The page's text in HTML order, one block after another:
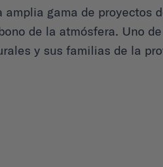
amplia gama de proyectos
de la atmósfera. Uno
y sus familias de la